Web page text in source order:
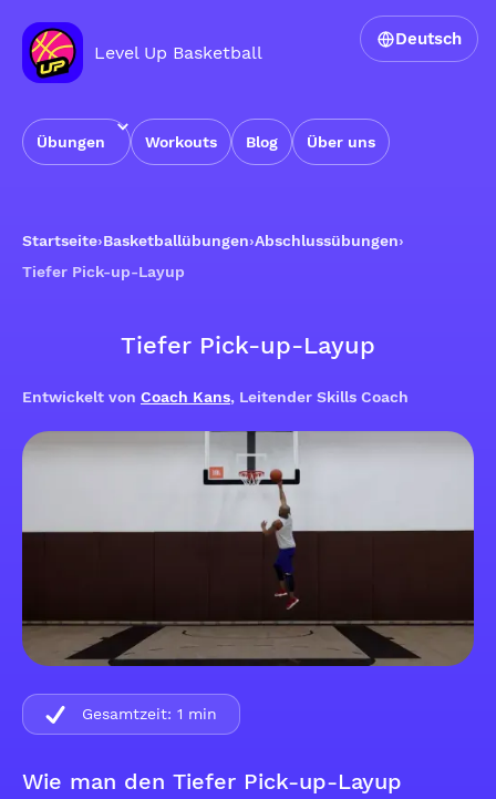
Level Up Basketball
Übungen Workouts Blog Über uns
Deutsch
Startseite›Basketballübungen›Abschlussübungen›
Tiefer Pick-up-Layup
Tiefer Pick-up-Layup
Entwickelt von Coach Kans, Leitender Skills Coach
Wie man den Tiefer Pick-up-Layup
Gesamtzeit: 1 min